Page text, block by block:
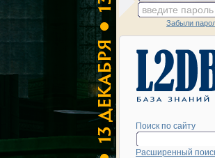
введите пароль
Забыли
Поиск по сайту
Расширенный